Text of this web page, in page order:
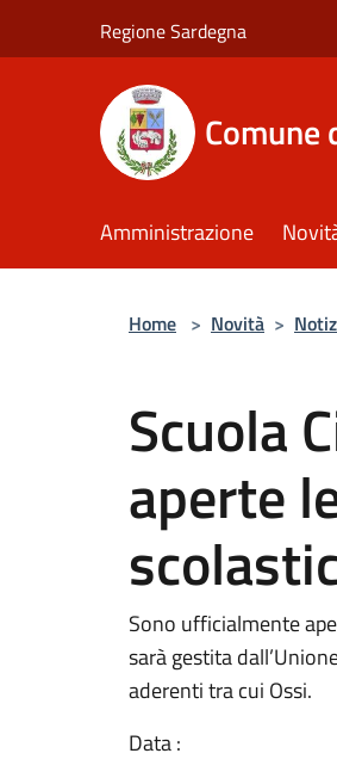
Regione Sardegna
Comune
Amministrazione
Home > Novità >
Scuola
aperte
Sono ufficialmente
sarà gestita
aderenti tra cui Ossi.
Data :